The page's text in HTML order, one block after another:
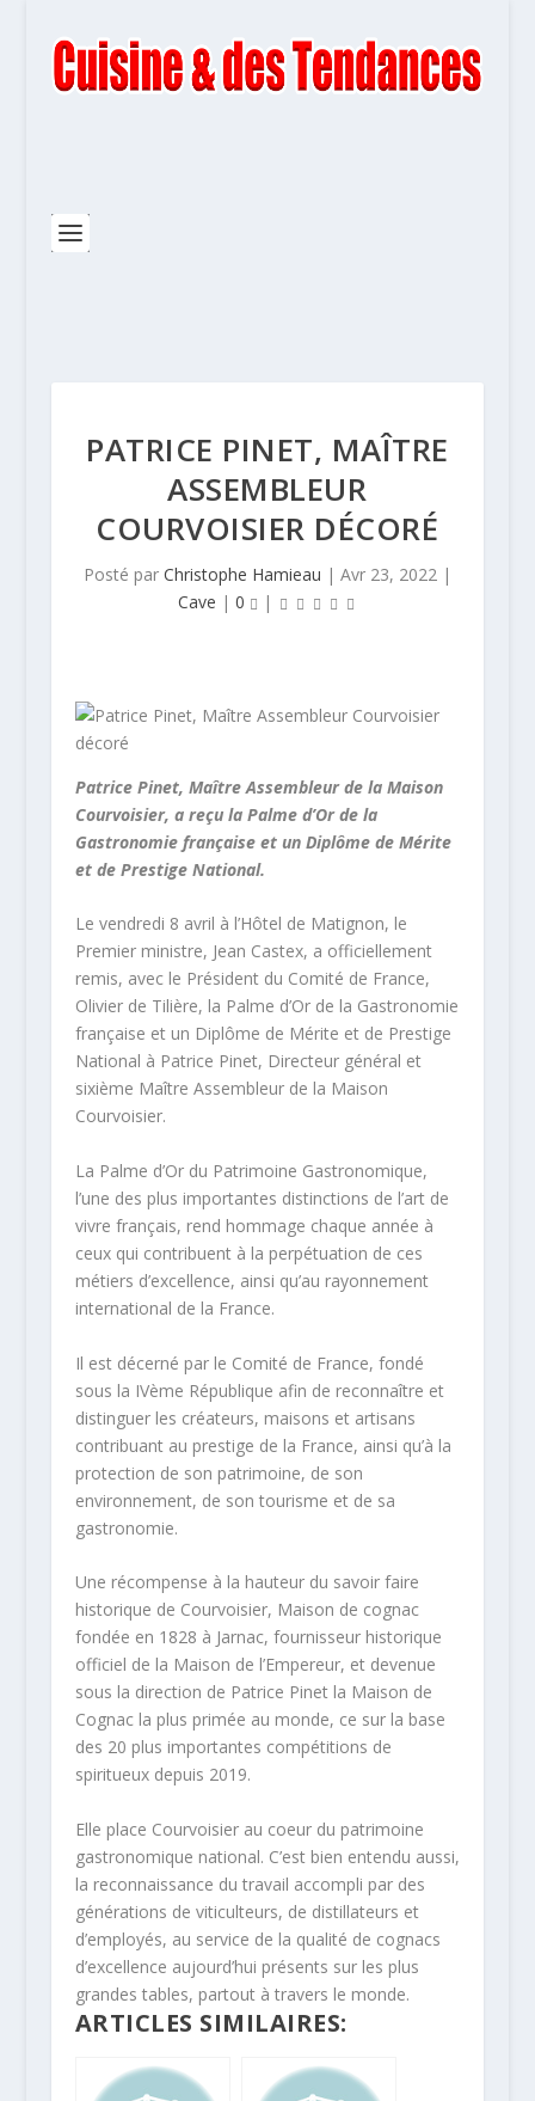
PATRICE PINET, MAÎTRE
ASSEMBLEUR
COURVOISIER DÉCORÉ
Posté par Christophe Hamieau | Avr 23, 2022|
Cave |0 |
Patrice Pinet, Maître Assembleur de la Maison
Courvoisier, a reçu la Palme d’Or de la
Gastronomie française et un Diplôme de Mérite
et de Prestige National.
Le vendredi 8 avril à l’Hôtel de Matignon, le
Premier ministre, Jean Castex, a officiellement
remis, avec le Président du Comité de France,
Olivier de Tilière, la Palme d’Or de la Gastronomie
française et un Diplôme de Mérite et de Prestige
National à Patrice Pinet, Directeur général et
sixième Maître Assembleur de la Maison
Courvoisier.
La Palme d’Or du Patrimoine Gastronomique,
l’une des plus importantes distinctions de l’art de
vivre français, rend hommage chaque année à
ceux qui contribuent à la perpétuation de ces
métiers d’excellence, ainsi qu’au rayonnement
international de la France.
Il est décerné par le Comité de France, fondé
sous la IVème République afin de reconnaître et
distinguer les créateurs, maisons et artisans
contribuant au prestige de la France, ainsi qu’à la
protection de son patrimoine, de son
environnement, de son tourisme et de sa
gastronomie.
Une récompense à la hauteur du savoir faire
historique de Courvoisier, Maison de cognac
fondée en 1828 à Jarnac, fournisseur historique
officiel de la Maison de l’Empereur, et devenue
sous la direction de Patrice Pinet la Maison de
Cognac la plus primée au monde, ce sur la base
des 20 plus importantes compétitions de
spiritueux depuis 2019.
Elle place Courvoisier au coeur du patrimoine
gastronomique national. C’est bien entendu aussi,
la reconnaissance du travail accompli par des
générations de viticulteurs, de distillateurs et
d’employés, au service de la qualité de cognacs
d’excellence aujourd’hui présents sur les plus
grandes tables, partout à travers le monde.
ARTICLES SIMILAIRES: